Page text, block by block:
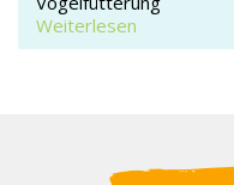
Weiterlesen